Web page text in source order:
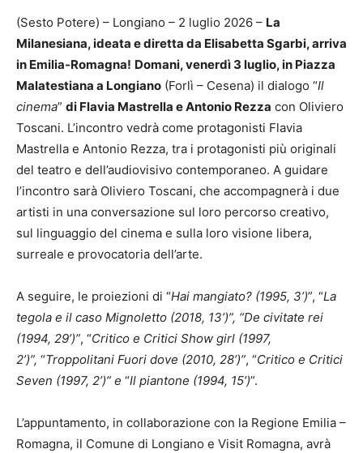
(Sesto Potere) – Longiano – 2 luglio 2026 – La
Milanesiana, ideata e diretta da Elisabetta Sgarbi, arriva
in Emilia-Romagna! Domani, venerdì 3 luglio, in Piazza
Malatestiana a Longiano (Forlì – Cesena) il dialogo “Il
cinema” di Flavia Mastrella e Antonio Rezza con Oliviero
Toscani. L’incontro vedrà come protagonisti Flavia
Mastrella e Antonio Rezza, tra i protagonisti più originali
del teatro e dell’audiovisivo contemporaneo. A guidare
l’incontro sarà Oliviero Toscani, che accompagnerà i due
artisti in una conversazione sul loro percorso creativo,
sul linguaggio del cinema e sulla loro visione libera,
surreale e provocatoria dell’arte.
A seguire, le proiezioni di “Hai mangiato? (1995, 3’)”, “La
tegola e il caso Mignoletto (2018, 13’)”, “De civitate rei
(1994, 29’)”, “Critico e Critici Show girl (1997,
2’)”, “Troppolitani Fuori dove (2010, 28’)”, “Critico e Critici
Seven (1997, 2’)” e “Il piantone (1994, 15’)”.
L’appuntamento, in collaborazione con la Regione Emilia –
Romagna, il Comune di Longiano e Visit Romagna, avrà